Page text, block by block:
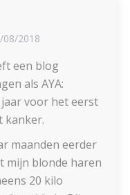
08/2018
een blog
als AYA:
voor het eerst
kanker.
maanden eerder
mijn blonde haren
20 kilo